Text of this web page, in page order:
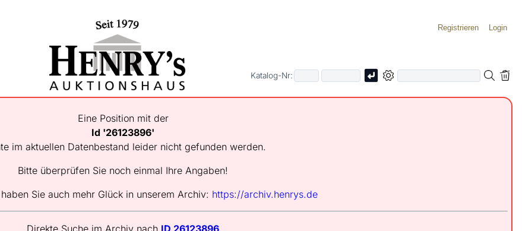
Registrieren Login
Katalog-Nr:
Eine Position mit der
Id '26123896'
im aktuellen Datenbestand leider nicht gefunden werden.
Bitte überprüfen Sie noch einmal Ihre Angaben!
Sie auch mehr Glück in unserem Archiv: https://archiv.henrys.de